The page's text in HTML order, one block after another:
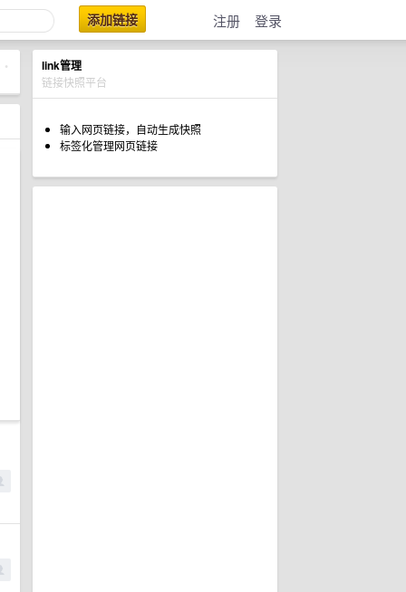
添加链接 注册 登录
link管理
链接快照平台
输入网页链接，自动生成快照
标签化管理网页链接
•